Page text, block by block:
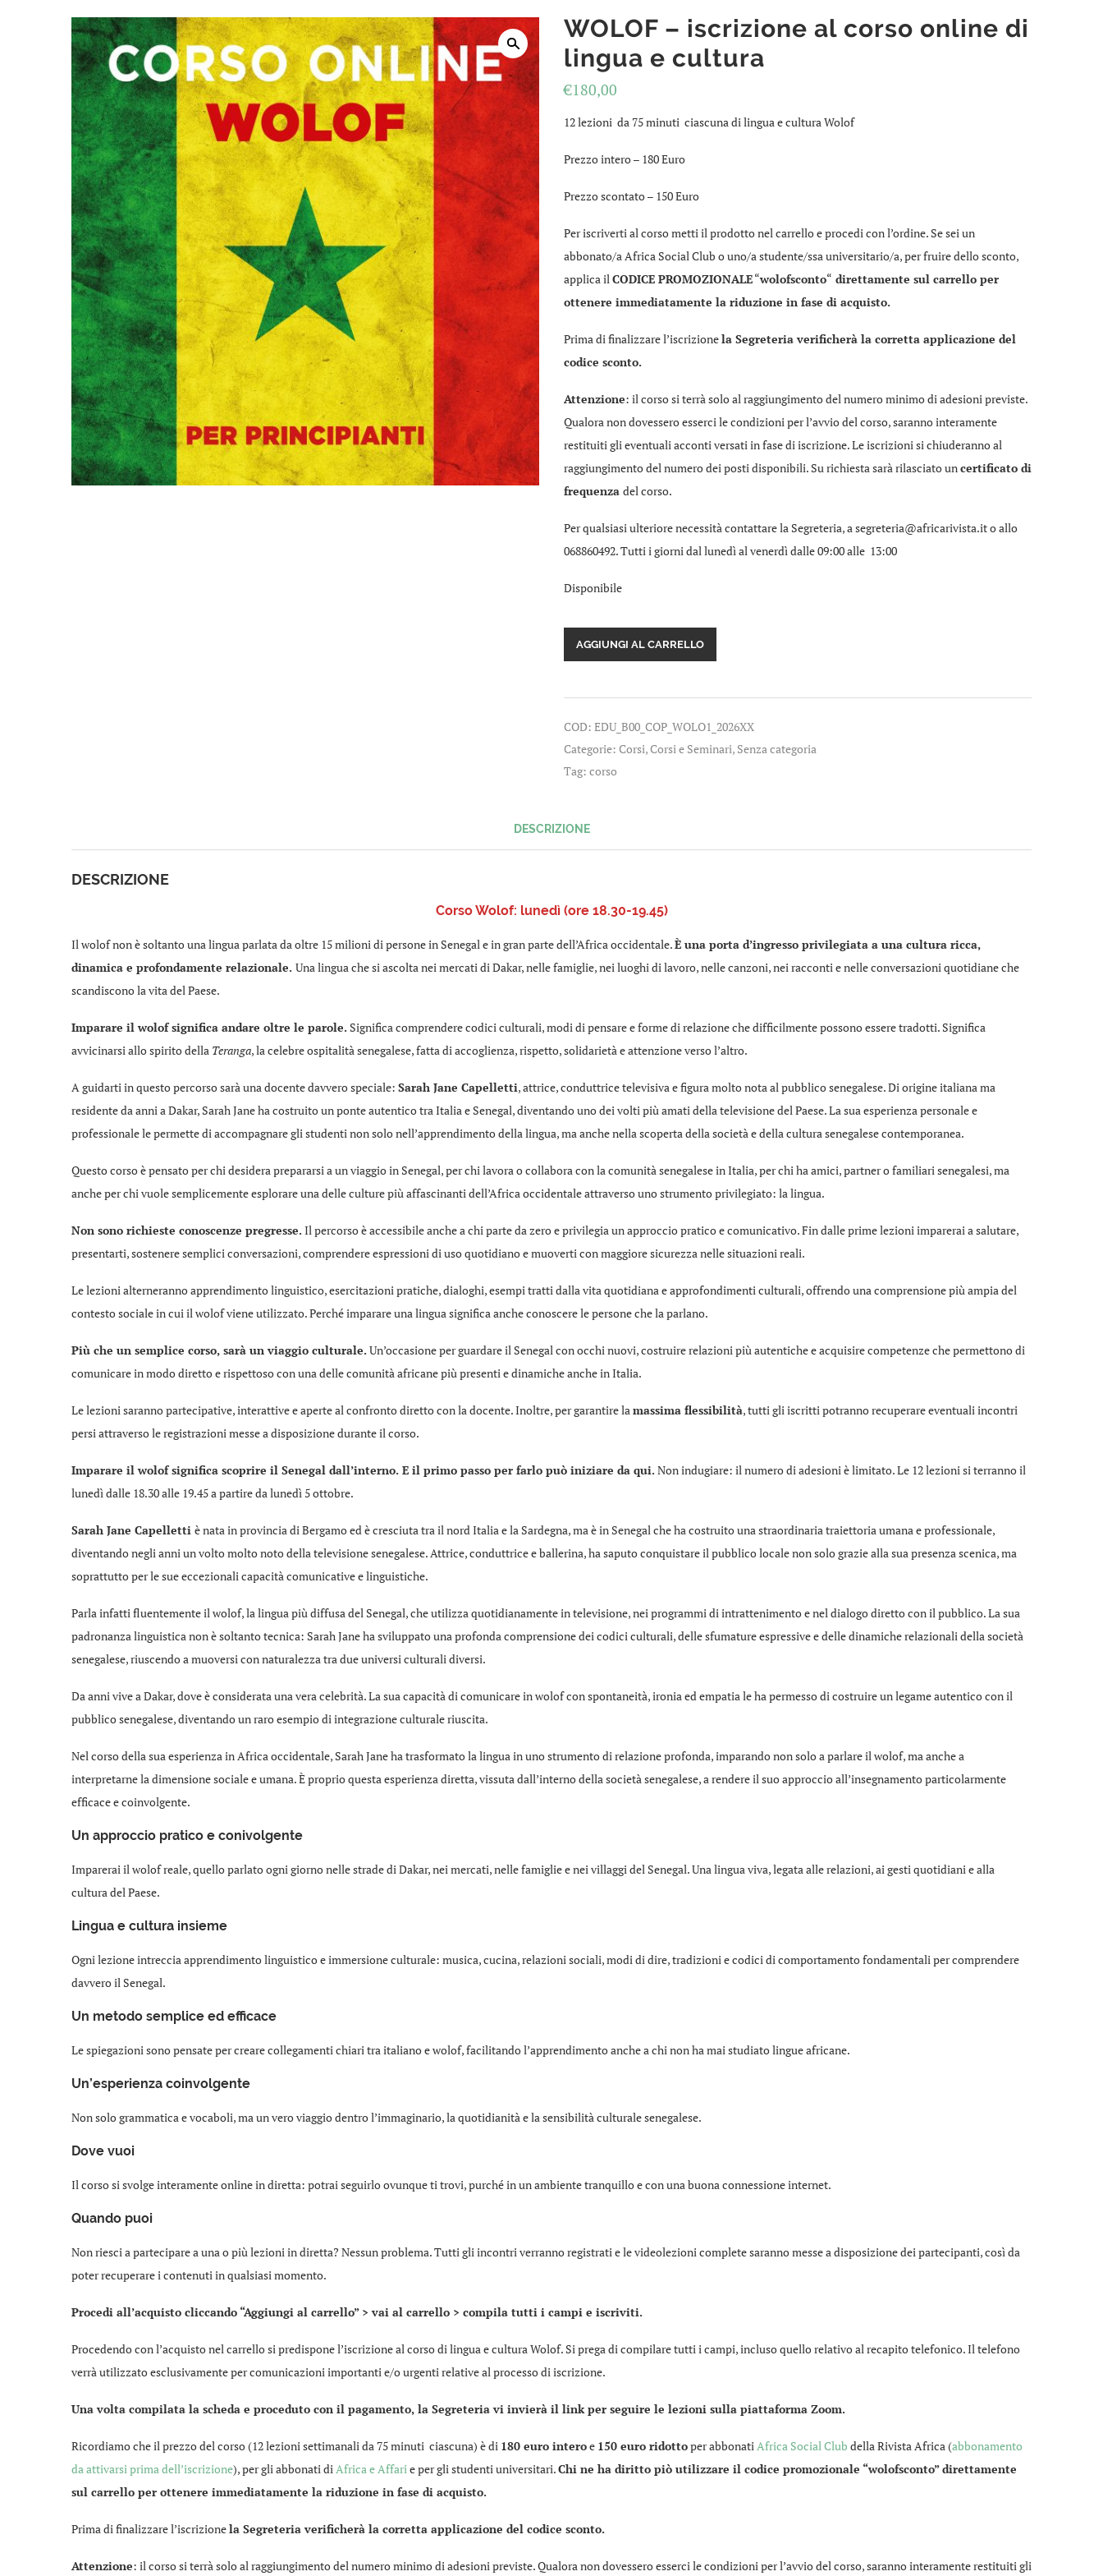
WOLOF – iscrizione al corso online di
lingua e cultura
€180,00
12 lezioni da 75 minuti ciascuna di lingua e cultura Wolof
Prezzo intero – 180 Euro
Prezzo scontato – 150 Euro
Per iscriverti al corso metti il prodotto nel carrello e procedi con l’ordine. Se sei un
abbonato/a Africa Social Club o uno/a studente/ssa universitario/a, per fruire dello sconto,
applica il CODICE PROMOZIONALE“wolofsconto“ direttamente sul carrello per
ottenere immediatamente la riduzione in fase di acquisto.
Prima di finalizzare l’iscrizionela Segreteria verificherà la corretta applicazione del
codice sconto.
Attenzione: il corso si terrà solo al raggiungimento del numero minimo di adesioni previste.
Qualora non dovessero esserci le condizioni per l’avvio del corso, saranno interamente
restituiti gli eventuali acconti versati in fase di iscrizione. Le iscrizioni si chiuderanno al
raggiungimento del numero dei posti disponibili. Su richiesta sarà rilasciato uncertificato di
frequenza del corso.
Per qualsiasi ulteriore necessità contattare la Segreteria, a segreteria@africarivista.it o allo
068860492. Tutti i giorni dal lunedì al venerdì dalle 09:00 alle 13:00
Disponibile
iscrizione
corso
di
lingua
cultura
AGGIUNGI AL CARRELLO
COD: EDU_B00_COP_WOLO1_2026XX
Categorie: Corsi,Corsi e Seminari, Senza categoria
Tag: corso
DESCRIZIONE
DESCRIZIONE
Corso Wolof: lunedì (ore 18.30-19.45)
Il wolof non è soltanto una lingua parlata da oltre 15 milioni di persone in Senegal e in gran parte dell’Africa occidentale.È una porta d’ingresso privilegiata a una cultura ricca,
dinamica e profondamente relazionale. Una lingua che si ascolta nei mercati di Dakar, nelle famiglie, nei luoghi di lavoro, nelle canzoni, nei racconti e nelle conversazioni quotidiane che
scandiscono la vita del Paese.
Imparare il wolof significa andare oltre le parole. Significa comprendere codici culturali, modi di pensare e forme di relazione che difficilmente possono essere tradotti. Significa
avvicinarsi allo spirito della Teranga, la celebre ospitalità senegalese, fatta di accoglienza, rispetto, solidarietà e attenzione verso l’altro.
A guidarti in questo percorso sarà una docente davvero speciale: Sarah Jane Capelletti, attrice, conduttrice televisiva e figura molto nota al pubblico senegalese. Di origine italiana ma
residente da anni a Dakar, Sarah Jane ha costruito un ponte autentico tra Italia e Senegal, diventando uno dei volti più amati della televisione del Paese. La sua esperienza personale e
professionale le permette di accompagnare gli studenti non solo nell’apprendimento della lingua, ma anche nella scoperta della società e della cultura senegalese contemporanea.
Questo corso è pensato per chi desidera prepararsi a un viaggio in Senegal, per chi lavora o collabora con la comunità senegalese in Italia, per chi ha amici, partner o familiari senegalesi, ma
anche per chi vuole semplicemente esplorare una delle culture più affascinanti dell’Africa occidentale attraverso uno strumento privilegiato: la lingua.
Non sono richieste conoscenze pregresse. Il percorso è accessibile anche a chi parte da zero e privilegia un approccio pratico e comunicativo. Fin dalle prime lezioni imparerai a salutare,
presentarti, sostenere semplici conversazioni, comprendere espressioni di uso quotidiano e muoverti con maggiore sicurezza nelle situazioni reali.
Le lezioni alterneranno apprendimento linguistico, esercitazioni pratiche, dialoghi, esempi tratti dalla vita quotidiana e approfondimenti culturali, offrendo una comprensione più ampia del
contesto sociale in cui il wolof viene utilizzato. Perché imparare una lingua significa anche conoscere le persone che la parlano.
Più che un semplice corso, sarà un viaggio culturale. Un’occasione per guardare il Senegal con occhi nuovi, costruire relazioni più autentiche e acquisire competenze che permettono di
comunicare in modo diretto e rispettoso con una delle comunità africane più presenti e dinamiche anche in Italia.
Le lezioni saranno partecipative, interattive e aperte al confronto diretto con la docente. Inoltre, per garantire la massima flessibilità, tutti gli iscritti potranno recuperare eventuali incontri
persi attraverso le registrazioni messe a disposizione durante il corso.
Imparare il wolof significa scoprire il Senegal dall’interno. E il primo passo per farlo può iniziare da qui. Non indugiare: il numero di adesioni è limitato. Le 12 lezioni si terranno il
lunedì dalle 18.30 alle 19.45 a partire da lunedì 5 ottobre.
Sarah Jane Capelletti è nata in provincia di Bergamo ed è cresciuta tra il nord Italia e la Sardegna, ma è in Senegal che ha costruito una straordinaria traiettoria umana e professionale,
diventando negli anni un volto molto noto della televisione senegalese. Attrice, conduttrice e ballerina, ha saputo conquistare il pubblico locale non solo grazie alla sua presenza scenica, ma
soprattutto per le sue eccezionali capacità comunicative e linguistiche.
Parla infatti fluentemente il wolof, la lingua più diffusa del Senegal, che utilizza quotidianamente in televisione, nei programmi di intrattenimento e nel dialogo diretto con il pubblico. La sua
padronanza linguistica non è soltanto tecnica: Sarah Jane ha sviluppato una profonda comprensione dei codici culturali, delle sfumature espressive e delle dinamiche relazionali della società
senegalese, riuscendo a muoversi con naturalezza tra due universi culturali diversi.
Da anni vive a Dakar, dove è considerata una vera celebrità. La sua capacità di comunicare in wolof con spontaneità, ironia ed empatia le ha permesso di costruire un legame autentico con il
pubblico senegalese, diventando un raro esempio di integrazione culturale riuscita.
Nel corso della sua esperienza in Africa occidentale, Sarah Jane ha trasformato la lingua in uno strumento di relazione profonda, imparando non solo a parlare il wolof, ma anche a
interpretarne la dimensione sociale e umana. È proprio questa esperienza diretta, vissuta dall’interno della società senegalese, a rendere il suo approccio all’insegnamento particolarmente
efficace e coinvolgente.
Un approccio pratico e conivolgente
Imparerai il wolof reale, quello parlato ogni giorno nelle strade di Dakar, nei mercati, nelle famiglie e nei villaggi del Senegal. Una lingua viva, legata alle relazioni, ai gesti quotidiani e alla
cultura del Paese.
Lingua e cultura insieme
Ogni lezione intreccia apprendimento linguistico e immersione culturale: musica, cucina, relazioni sociali, modi di dire, tradizioni e codici di comportamento fondamentali per comprendere
davvero il Senegal.
Un metodo semplice ed efficace
Le spiegazioni sono pensate per creare collegamenti chiari tra italiano e wolof, facilitando l’apprendimento anche a chi non ha mai studiato lingue africane.
Un’esperienza coinvolgente
Non solo grammatica e vocaboli, ma un vero viaggio dentro l’immaginario, la quotidianità e la sensibilità culturale senegalese.
Dove vuoi
Il corso si svolge interamente online in diretta: potrai seguirlo ovunque ti trovi, purché in un ambiente tranquillo e con una buona connessione internet.
Quando puoi
Non riesci a partecipare a una o più lezioni in diretta? Nessun problema. Tutti gli incontri verranno registrati e le videolezioni complete saranno messe a disposizione dei partecipanti, così da
poter recuperare i contenuti in qualsiasi momento.
Procedi all’acquisto cliccando “Aggiungi al carrello” > vai al carrello > compila tutti i campi e iscriviti.
Procedendo con l’acquisto nel carrello si predispone l’iscrizione al corso di lingua e cultura Wolof. Si prega di compilare tutti i campi, incluso quello relativo al recapito telefonico. Il telefono
verrà utilizzato esclusivamente per comunicazioni importanti e/o urgenti relative al processo di iscrizione.
Una volta compilata la scheda e proceduto con il pagamento, la Segreteria vi invierà il link per seguire le lezioni sulla piattaforma Zoom.
Ricordiamo che il prezzo del corso (12 lezioni settimanali da 75 minuti ciascuna) è di 180 euro interoe 150 euro ridottoper abbonati Africa Social Club della Rivista Africa (abbonamento
da attivarsi prima dell’iscrizione), per gli abbonati di Africa e Affari e per gli studenti universitari.Chi ne ha diritto piò utilizzare il codice promozionale “wolofsconto” direttamente
sul carrello per ottenere immediatamente la riduzione in fase di acquisto.
Prima di finalizzare l’iscrizionela Segreteria verificherà la corretta applicazione del codice sconto.
Attenzione: il corso si terrà solo al raggiungimento del numero minimo di adesioni previste. Qualora non dovessero esserci le condizioni per l’avvio del corso, saranno interamente restituiti gli